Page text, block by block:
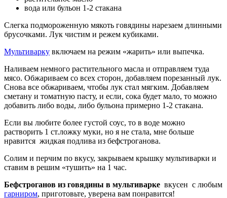
вода или бульон 1-2 стакана
Слегка подмороженную мякоть говядины нарезаем длинными
брусочками. Лук чистим и режем кубиками.
Мультиварку включаем на режим «жарить» или выпечка.
Наливаем немного растительного масла и отправляем туда
мясо. Обжариваем со всех сторон, добавляем порезанный лук.
Снова все обжариваем, чтобы лук стал мягким. Добавляем
сметану и томатную пасту, и если, сока будет мало, то можно
добавить либо воды, либо бульона примерно 1-2 стакана.
Если вы любите более густой соус, то в воде можно
растворить 1 ст.ложку муки, но я не стала, мне больше
нравится жидкая подлива из бефстроганова.
Солим и перчим по вкусу, закрываем крышку мультиварки и
ставим в решим «тушить» на 1 час.
Бефстроганов из говядины в мультиварке вкусен с любым
гарниром, приготовьте, уверена вам понравится!